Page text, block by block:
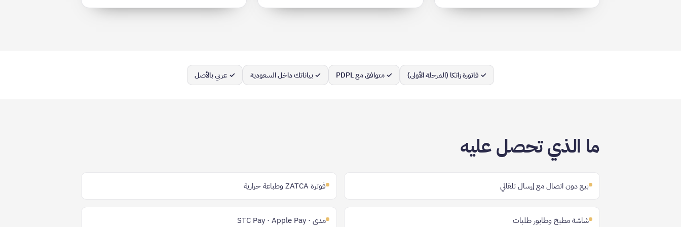
✓ فاتورة زاتكا (المرحلة الأولى) ✓ متوافق مع PDPL ✓ بياناتك داخل السعودية ✓ عربي بالأصل
ما الذي تحصل عليه
بيع دون اتصال مع إرسال تلقائي فوترة ZATCA وطباعة حرارية
شاشة مطبخ وطابور طلبات مدى · STC Pay · Apple Pay